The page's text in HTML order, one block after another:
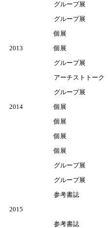
グループ展
グループ展
個展
2013
個展
グループ展
アーチストトーク
グループ展
2014
個展
個展
個展
個展
グループ展
グループ展
参考書誌
2015
参考書誌